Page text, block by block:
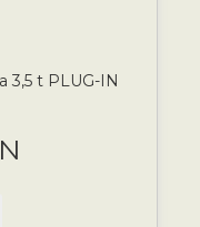
3,5 t PLUG-IN